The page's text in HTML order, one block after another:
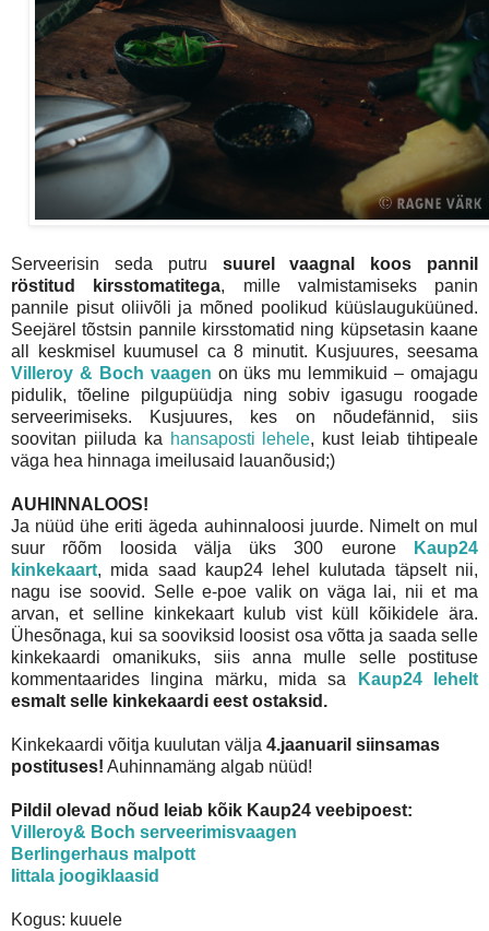
Serveerisin seda putru suurel vaagnal koos pannil
röstitud kirsstomatitega, mille valmistamiseks panin
pannile pisut oliivõli ja mõned poolikud küüslauguküüned.
Seejärel tõstsin pannile kirsstomatid ning küpsetasin kaane
all keskmisel kuumusel ca 8 minutit. Kusjuures, seesama
Villeroy & Boch vaagen on üks mu lemmikuid – omajagu
pidulik, tõeline pilgupüüdja ning sobiv igasugu roogade
serveerimiseks. Kusjuures, kes on nõudefännid, siis
soovitan piiluda ka hansaposti lehele, kust leiab tihtipeale
väga hea hinnaga imeilusaid lauanõusid;)
AUHINNALOOS!
Ja nüüd ühe eriti ägeda auhinnaloosi juurde. Nimelt on mul
suur rõõm loosida välja üks 300 eurone
Kaup24
kinkekaart, mida saad kaup24 lehel kulutada täpselt nii,
nagu ise soovid. Selle e-poe valik on väga lai, nii et ma
arvan, et selline kinkekaart kulub vist küll kõikidele ära.
Ühesõnaga, kui sa sooviksid loosist osa võtta ja saada selle
kinkekaardi omanikuks, siis anna mulle selle postituse
kommentaarides lingina märku, mida sa
Kaup24 lehelt
esmalt selle kinkekaardi eest ostaksid.
Kinkekaardi võitja kuulutan välja 4.jaanuaril siinsamas
postituses! Auhinnamäng algab nüüd!
Pildil olevad nõud leiab kõik Kaup24 veebipoest:
Villeroy& Boch serveerimisvaagen
Berlingerhaus malpott
Iittala joogiklaasid
Kogus: kuuele